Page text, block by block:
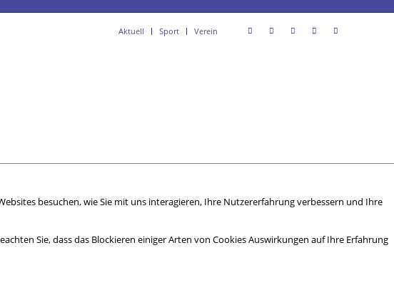
Aktuell Sport Verein
besuchen, wie Sie mit uns interagieren, Ihre Nutzererfahrung verbessern und Ihre
Sie, dass das Blockieren einiger Arten von Cookies Auswirkungen auf Ihre Erfahrung